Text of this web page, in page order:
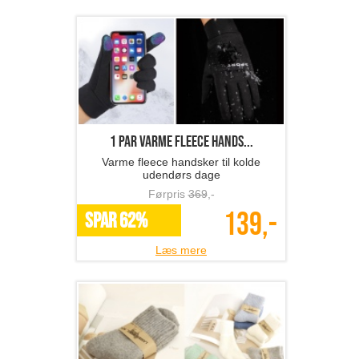
1 par varme fleece hands...
Varme fleece handsker til kolde
udendørs dage
Førpris369,-
SPAR 62% 139,-
Læs mere